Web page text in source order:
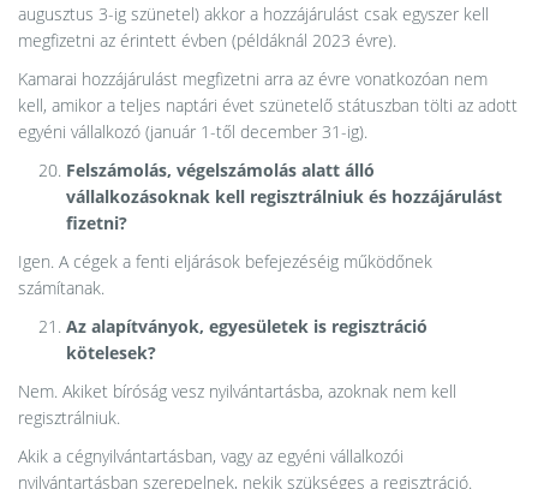
augusztus 3-ig szünetel) akkor a hozzájárulást csak egyszer kell
megfizetni az érintett évben (példáknál 2023 évre).
Kamarai hozzájárulást megfizetni arra az évre vonatkozóan nem
kell, amikor a teljes naptári évet szünetelő státuszban tölti az adott
egyéni vállalkozó (január 1-től december 31-ig).
Felszámolás, végelszámolás alatt álló
vállalkozásoknak kell regisztrálniuk és hozzájárulást
fizetni?
Igen. A cégek a fenti eljárások befejezéséig működőnek
számítanak.
Az alapítványok, egyesületek is regisztráció
kötelesek?
Nem. Akiket bíróság vesz nyilvántartásba, azoknak nem kell
regisztrálniuk.
Akik a cégnyilvántartásban, vagy az egyéni vállalkozói
nyilvántartásban szerepelnek, nekik szükséges a regisztráció.